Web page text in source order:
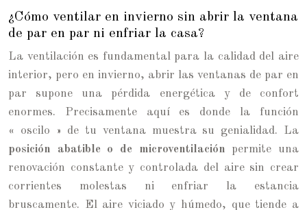
¿Cómo ventilar en invierno sin abrir la ventana
de par en par ni enfriar la casa?
La ventilación es fundamental para la calidad del aire
interior, pero en invierno, abrir las ventanas de par en
par supone una pérdida energética y de confort
enormes. Precisamente aquí es donde la función
« oscilo » de tu ventana muestra su genialidad. La
posición abatible o de microventilación permite una
renovación constante y controlada del aire sin crear
corrientes molestas ni enfriar la estancia
bruscamente. El aire viciado y húmedo, que tiende a